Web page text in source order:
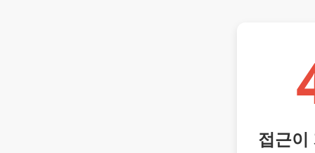
접근이